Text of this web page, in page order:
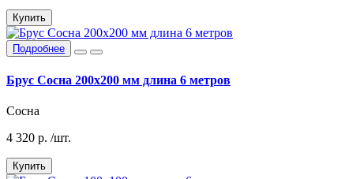
Купить
Подробнее
Брус Сосна 200х200 мм длина 6 метров
Сосна
4 320 р. /шт.
Купить